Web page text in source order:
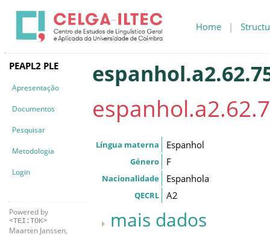
Home |
PEAPL2 PLE
Apresentação
Documentos
Pesquisar
Metodologia
Login
Powered by
<TEI:TOK>
Maarten Janssen,
Língua materna Espanhol
Género F
Nacionalidade Espanhola
QECRL A2
mais dados